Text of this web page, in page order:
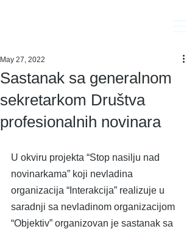
Sastanak sa generalnom
sekretarkom Društva
profesionalnih novinara
May 27, 2022
U okviru projekta “Stop nasilju nad
novinarkama” koji nevladina
organizacija “Interakcija” realizuje u
saradnji sa nevladinom organizacijom
“Objektiv” organizovan je sastanak sa